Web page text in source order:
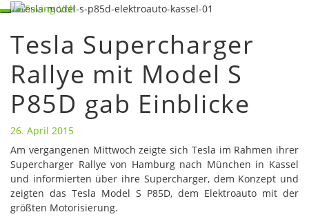
Skip
content
Toggle
Tesla
Supercharger
Rallye
mit
Model
S
gab
Einblicke
Tesla Supercharger
Rallye mit Model S
P85D gab Einblicke
26. April 2015
Am vergangenen Mittwoch zeigte sich Tesla im Rahmen ihrer
Supercharger Rallye von Hamburg nach München in Kassel
und informierten über ihre Supercharger, dem Konzept und
zeigten das Tesla Model S P85D, dem Elektroauto mit der
größten Motorisierung.